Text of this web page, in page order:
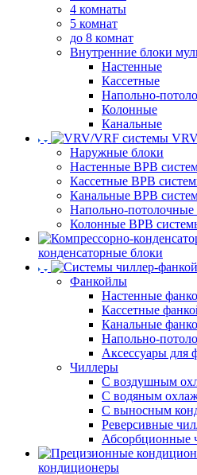
4 комнаты
5 комнат
до 8 комнат
Внутренние блоки
Настенные
Кассетные
Напольно-
Колонные
Канальные
Наружные блоки
Настенные ВРВ
Кассетные ВРВ
Канальные ВРВ
Напольно-
Колонные ВРВ
конденсаторные блоки
Фанкойлы
Настенные
Кассетные
Канальные
Напольно-
Аксессуары для
Чиллеры
С воздушным
С водяным
С выносным
Реверсивные
Абсорбционные
кондиционеры